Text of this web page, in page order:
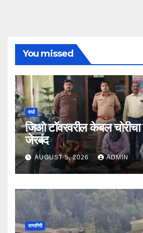
You missed
वर्धा
जिओ टॉवरवरील केबल चोरीचा
जेरबंद
AUGUST 5, 2026 ADMIN
रत्नागिरी